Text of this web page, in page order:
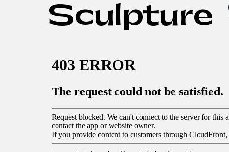
Sculpture